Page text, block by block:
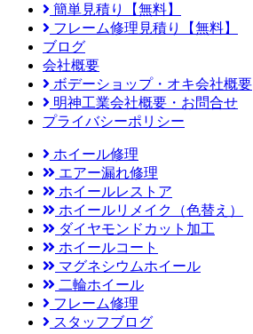
簡単見積り【無料】
フレーム修理見積り【無料】
ブログ
会社概要
ボデーショップ・オキ会社概要
明神工業会社概要・お問合せ
プライバシーポリシー
ホイール修理
エアー漏れ修理
ホイールレストア
ホイールリメイク（色替え）
ダイヤモンドカット加工
ホイールコート
マグネシウムホイール
二輪ホイール
フレーム修理
スタッフブログ